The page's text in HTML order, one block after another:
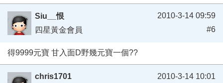
Siu__恨
四星黃金會員
2010-3-14 09:59
#6
得9999元寶 甘入面D野幾元寶一個??
chris1701
2010-3-14 10:01